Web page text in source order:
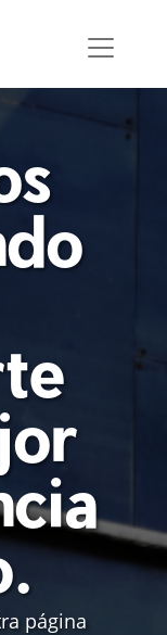
página